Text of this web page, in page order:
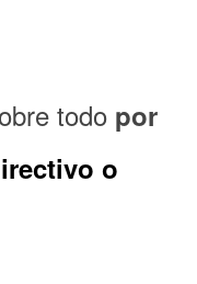
todo por
o